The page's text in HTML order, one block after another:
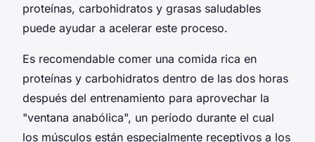
proteínas, carbohidratos y grasas saludables
puede ayudar a acelerar este proceso.
Es recomendable comer una comida rica en
proteínas y carbohidratos dentro de las dos horas
después del entrenamiento para aprovechar la
"ventana anabólica", un período durante el cual
los músculos están especialmente receptivos a los